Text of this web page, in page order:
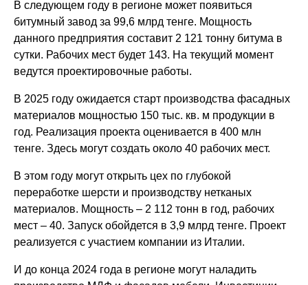
В следующем году в регионе может появиться
битумный завод за 99,6 млрд тенге. Мощность
данного предприятия составит 2 121 тонну битума в
сутки. Рабочих мест будет 143. На текущий момент
ведутся проектировочные работы.
В 2025 году ожидается старт производства фасадных
материалов мощностью 150 тыс. кв. м продукции в
год. Реализация проекта оценивается в 400 млн
тенге. Здесь могут создать около 40 рабочих мест.
В этом году могут открыть цех по глубокой
переработке шерсти и производству нетканых
материалов. Мощность – 2 112 тонн в год, рабочих
мест – 40. Запуск обойдется в 3,9 млрд тенге. Проект
реализуется с участием компании из Италии.
И до конца 2024 года в регионе могут наладить